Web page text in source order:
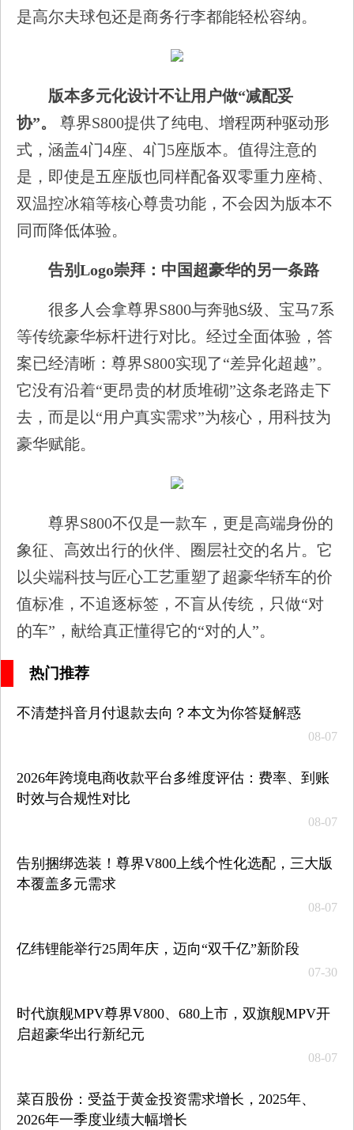
是高尔夫球包还是商务行李都能轻松容纳。
版本多元化设计不让用户做“减配妥
协”。
尊界S800提供了纯电、增程两种驱动形
式，涵盖4门4座、4门5座版本。值得注意的
是，即使是五座版也同样配备双零重力座椅、
双温控冰箱等核心尊贵功能，不会因为版本不
同而降低体验。
告别Logo崇拜：中国超豪华的另一条路
很多人会拿尊界S800与奔驰S级、宝马7系
等传统豪华标杆进行对比。经过全面体验，答
案已经清晰：尊界S800实现了“差异化超越”。
它没有沿着“更昂贵的材质堆砌”这条老路走下
去，而是以“用户真实需求”为核心，用科技为
豪华赋能。
尊界S800不仅是一款车，更是高端身份的
象征、高效出行的伙伴、圈层社交的名片。它
以尖端科技与匠心工艺重塑了超豪华轿车的价
值标准，不追逐标签，不盲从传统，只做“对
的车”，献给真正懂得它的“对的人”。
热门推荐
不清楚抖音月付退款去向？本文为你答疑解惑
08-07
2026年跨境电商收款平台多维度评估：费率、到账
时效与合规性对比
08-07
告别捆绑选装！尊界V800上线个性化选配，三大版
本覆盖多元需求
08-07
亿纬锂能举行25周年庆，迈向“双千亿”新阶段
07-30
时代旗舰MPV尊界V800、680上市，双旗舰MPV开
启超豪华出行新纪元
08-07
菜百股份：受益于黄金投资需求增长，2025年、
2026年一季度业绩大幅增长